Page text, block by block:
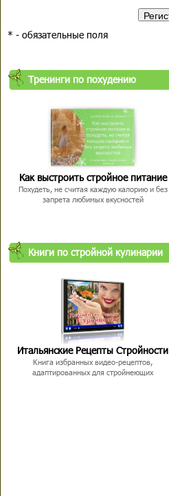
* - обязательные поля
Тренинги по похудению
Как выстроить стройное питание
Похудеть, не считая каждую калорию и без
запрета любимых вкусностей
Книги по стройной кулинарии
Итальянские Рецепты Стройности
Книга избранных видео-рецептов,
адаптированных для стройнеющих